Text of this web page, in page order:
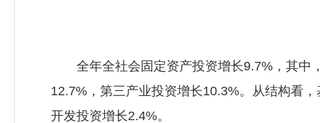
全年全社会固定资产投资增长9.7%，其中
12.7%，第三产业投资增长10.3%。从结构看
开发投资增长2.4%。